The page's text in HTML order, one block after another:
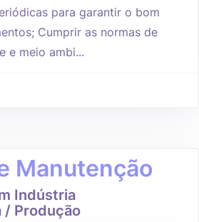
para garantir o bom
Cumprir as normas de
e meio ambi...
Manutenção
Indústria
/ Produção